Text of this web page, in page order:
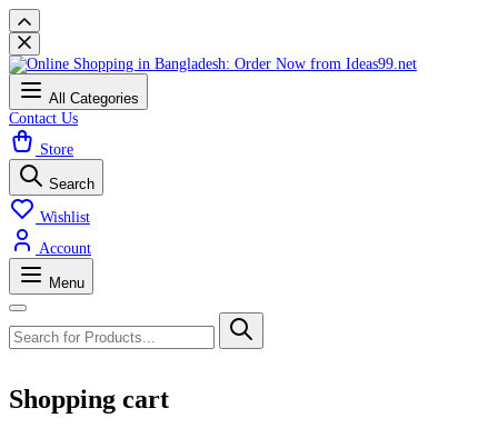
All Categories
Contact Us
Store
Search
Wishlist
Account
Menu
Shopping cart